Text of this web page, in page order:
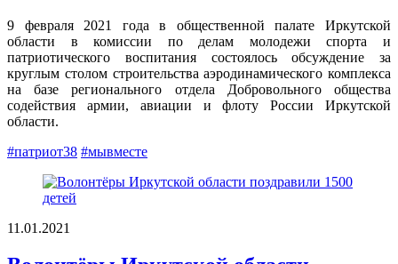
9 февраля 2021 года в общественной палате Иркутской
области в комиссии по делам молодежи спорта и
патриотического воспитания состоялось обсуждение за
круглым столом строительства аэродинамического комплекса
на базе регионального отдела Добровольного общества
содействия армии, авиации и флоту России Иркутской
области.
#патриот38 #мывместе
11.01.2021